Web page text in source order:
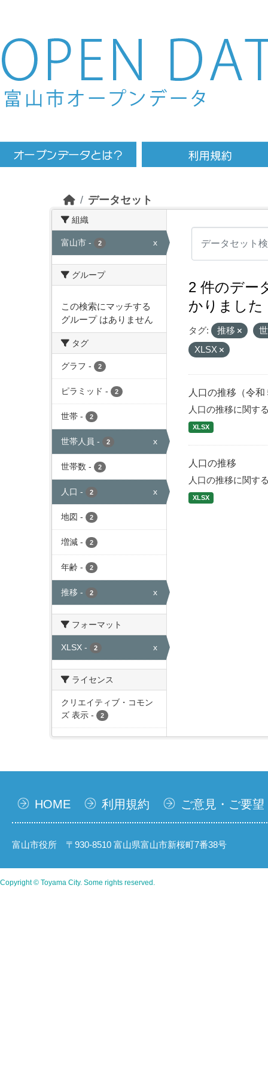
Skip to main content
データセット
組織
富山市 - 2 x
グループ
この検索にマッチする
グループ はありません
タグ
グラフ - 2
ピラミッド - 2
世帯 - 2
世帯人員 - 2 x
世帯数 - 2
人口 - 2 x
地図 - 2
増減 - 2
年齢 - 2
推移 - 2 x
フォーマット
XLSX - 2 x
ライセンス
クリエイティブ・コモン
ズ 表示 - 2
2 件のデー
かりました
タグ: 推移
XLSX
人口の推移（令和
人口の推移に関す
XLSX
人口の推移
人口の推移に関す
XLSX
HOME 利用規約 ご意見・ご要望
富山市役所 〒930-8510 富山県富山市新桜町7番38号
Copyright © Toyama City. Some rights reserved.